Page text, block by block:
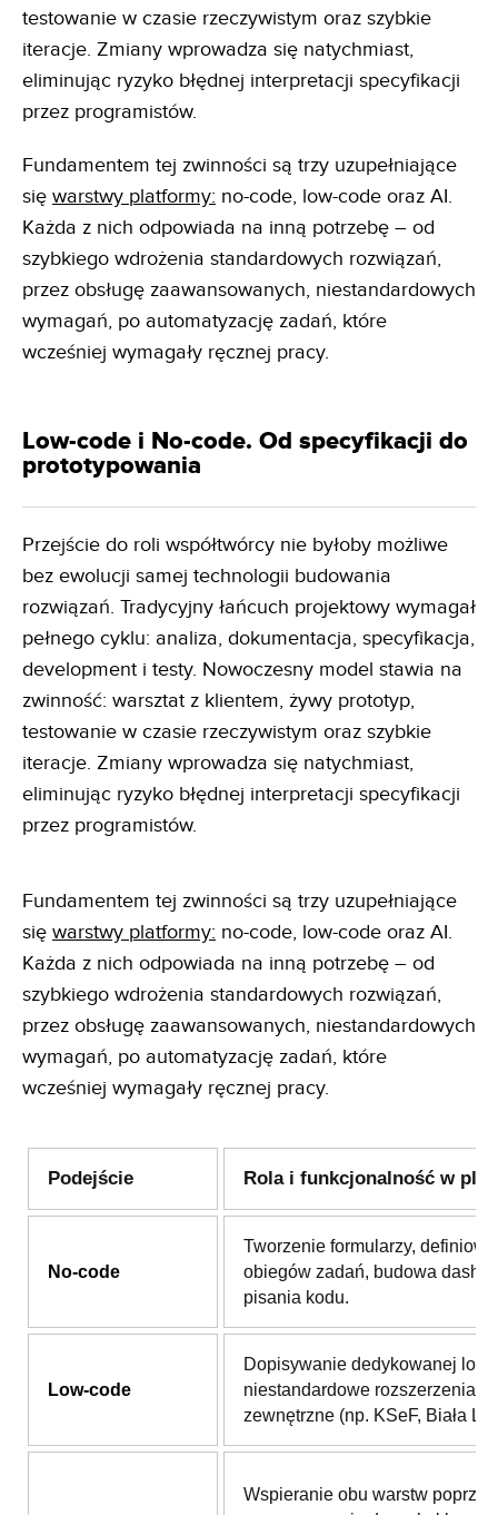
testowanie w czasie rzeczywistym oraz szybkie
iteracje. Zmiany wprowadza się natychmiast,
eliminując ryzyko błędnej interpretacji specyfikacji
przez programistów.
Fundamentem tej zwinności są trzy uzupełniające
się warstwy platformy: no-code, low-code oraz AI.
Każda z nich odpowiada na inną potrzebę – od
szybkiego wdrożenia standardowych rozwiązań,
przez obsługę zaawansowanych, niestandardowych
wymagań, po automatyzację zadań, które
wcześniej wymagały ręcznej pracy.
Low-code i No-code. Od specyfikacji do
prototypowania
Przejście do roli współtwórcy nie byłoby możliwe
bez ewolucji samej technologii budowania
rozwiązań. Tradycyjny łańcuch projektowy wymagał
pełnego cyklu: analiza, dokumentacja, specyfikacja,
development i testy. Nowoczesny model stawia na
zwinność: warsztat z klientem, żywy prototyp,
testowanie w czasie rzeczywistym oraz szybkie
iteracje. Zmiany wprowadza się natychmiast,
eliminując ryzyko błędnej interpretacji specyfikacji
przez programistów.
Fundamentem tej zwinności są trzy uzupełniające
się warstwy platformy: no-code, low-code oraz AI.
Każda z nich odpowiada na inną potrzebę – od
szybkiego wdrożenia standardowych rozwiązań,
przez obsługę zaawansowanych, niestandardowych
wymagań, po automatyzację zadań, które
wcześniej wymagały ręcznej pracy.
Podejście Rola i funkcjonalność w
No-code
Tworzenie formularzy,
obiegów zadań, budowa
pisania kodu.
Low-code
Dopisywanie dedykowanej
niestandardowe rozszerzenia i
zewnętrzne (np. KSeF, Biała
Wspieranie obu warstw